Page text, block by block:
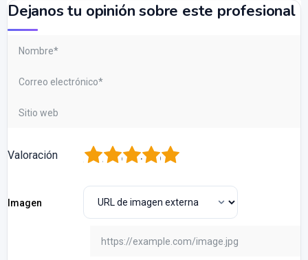
Dejanos tu opinión sobre este profesional
Valoración 5
4
3
2
Imagen